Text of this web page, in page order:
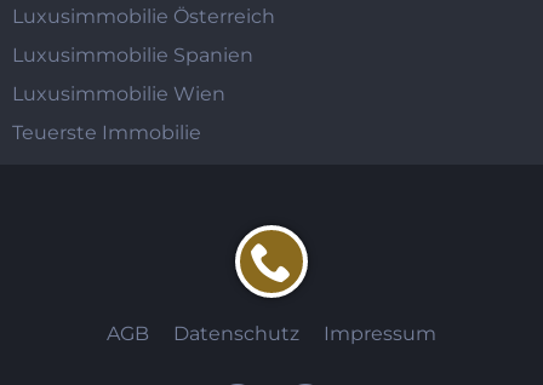
Luxusimmobilie Österreich
Luxusimmobilie Spanien
Luxusimmobilie Wien
Teuerste Immobilie
AGB Datenschutz Impressum